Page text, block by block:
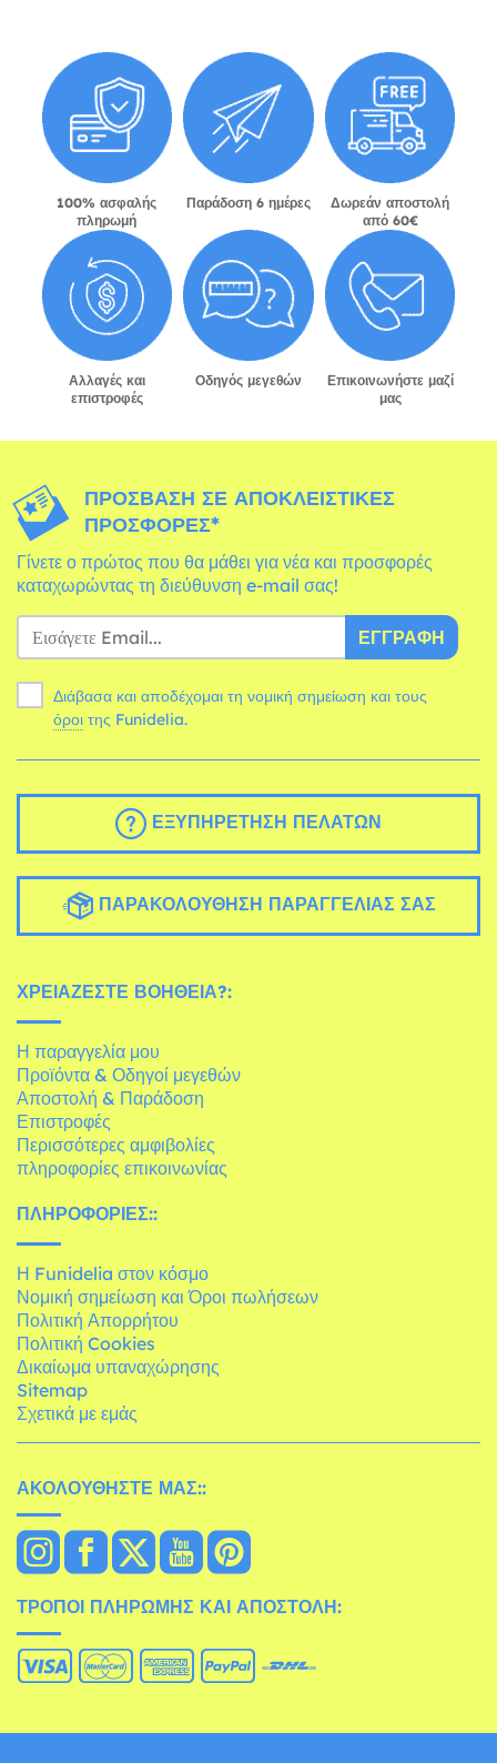
100% ασφαλής
πληρωμή
Παράδοση 6 ημέρες
Δωρεάν αποστολή
από 60€
Αλλαγές και
επιστροφές
Οδηγός μεγεθών
Επικοινωνήστε μαζί
μας
ΠΡΌΣΒΑΣΗ ΣΕ ΑΠΟΚΛΕΙΣΤΙΚΈΣ
ΠΡΟΣΦΟΡΈΣ*
Γίνετε ο πρώτος που θα μάθει για νέα και προσφορές
καταχωρώντας τη διεύθυνση e-mail σας!
ΕΓΓΡΑΦΉ
Διάβασα και αποδέχομαι τη νομική σημείωση και τους
όροι της Funidelia.
ΕΞΥΠΗΡΈΤΗΣΗ ΠΕΛΑΤΏΝ
ΠΑΡΑΚΟΛΟΎΘΗΣΗ ΠΑΡΑΓΓΕΛΊΑΣ ΣΑΣ
ΧΡΕΙΆΖΕΣΤΕ ΒΟΉΘΕΙΑ?:
Η παραγγελία μου
Προϊόντα & Οδηγοί μεγεθών
Αποστολή & Παράδοση
Επιστροφές
Περισσότερες αμφιβολίες
πληροφορίες επικοινωνίας
ΠΛΗΡΟΦΟΡΊΕΣ::
Η Funidelia στον κόσμο
Νομική σημείωση και Όροι πωλήσεων
Πολιτική Απορρήτου
Πολιτική Cookies
Δικαίωμα υπαναχώρησης
Sitemap
Σχετικά με εμάς
ΑΚΟΛΟΥΘΉΣΤΕ ΜΑΣ::
ΤΡΌΠΟΙ ΠΛΗΡΩΜΉΣ ΚΑΙ ΑΠΟΣΤΟΛΉ: